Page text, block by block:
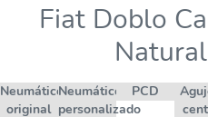
Fiat Doblo
Neumático
original
Neumático
personalizado
PCD